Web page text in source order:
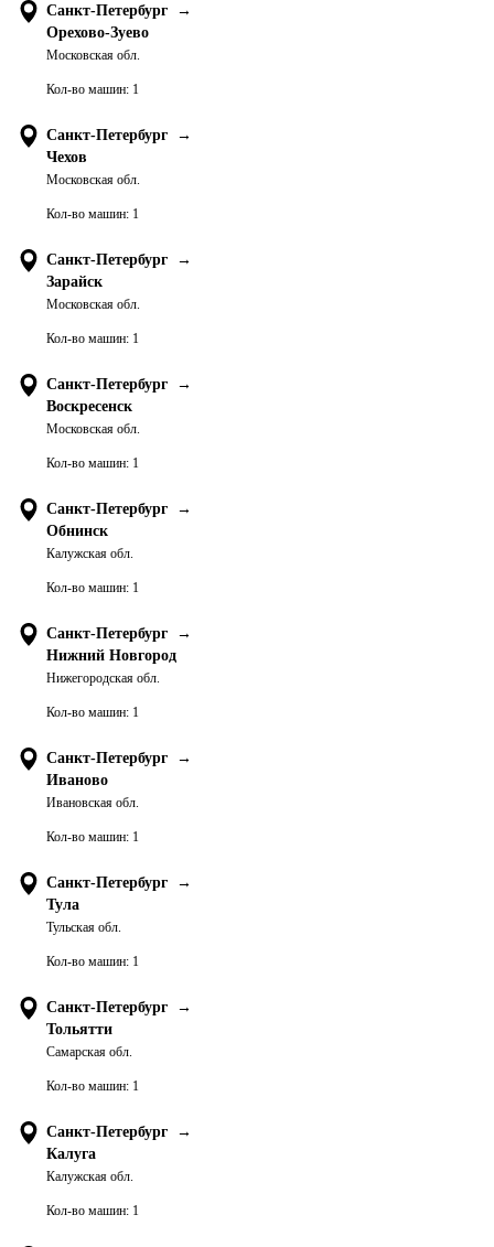
Санкт-Петербург
→
Орехово-Зуево
Московская обл.
Кол-во машин: 1
Санкт-Петербург
→
Чехов
Московская обл.
Кол-во машин: 1
Санкт-Петербург
→
Зарайск
Московская обл.
Кол-во машин: 1
Санкт-Петербург
→
Воскресенск
Московская обл.
Кол-во машин: 1
Санкт-Петербург
→
Обнинск
Калужская обл.
Кол-во машин: 1
Санкт-Петербург
→
Нижний Новгород
Нижегородская обл.
Кол-во машин: 1
Санкт-Петербург
→
Иваново
Ивановская обл.
Кол-во машин: 1
Санкт-Петербург
→
Тула
Тульская обл.
Кол-во машин: 1
Санкт-Петербург
→
Тольятти
Самарская обл.
Кол-во машин: 1
Санкт-Петербург
→
Калуга
Калужская обл.
Кол-во машин: 1